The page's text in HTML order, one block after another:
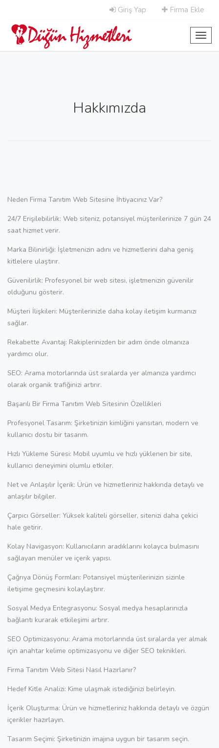
Giriş Yap Firma Ekle
Hakkımızda
Neden Firma Tanıtım Web Sitesine İhtiyacınız Var?
24/7 Erişilebilirlik: Web siteniz, potansiyel müşterilerinize 7 gün 24
saat hizmet verir.
Marka Bilinirliği: İşletmenizin adını ve hizmetlerini daha geniş
kitlelere ulaştırır.
Güvenilirlik: Profesyonel bir web sitesi, işletmenizin güvenilir
olduğunu gösterir.
Müşteri İlişkileri: Müşterilerinizle daha kolay iletişim kurmanızı
sağlar.
Rekabette Avantaj: Rakiplerinizden bir adım önde olmanıza
yardımcı olur.
SEO: Arama motorlarında üst sıralarda yer almanıza yardımcı
olarak organik trafiğinizi artırır.
Başarılı Bir Firma Tanıtım Web Sitesinin Özellikleri
Profesyonel Tasarım: Şirketinizin kimliğini yansıtan, modern ve
kullanıcı dostu bir tasarım.
Hızlı Yükleme Süresi: Mobil uyumlu ve hızlı yüklenen bir site,
kullanıcı deneyimini olumlu etkiler.
Net ve Anlaşılır İçerik: Ürün ve hizmetleriniz hakkında detaylı ve
anlaşılır bilgiler.
Çarpıcı Görseller: Yüksek kaliteli görseller, sitenizi daha çekici
hale getirir.
Kolay Navigasyon: Kullanıcıların aradıklarını kolayca bulmasını
sağlayan menüler ve içerik yapısı.
Çağrıya Dönüş Formları: Potansiyel müşterilerinizin sizinle
iletişime geçmesini kolaylaştırır.
Sosyal Medya Entegrasyonu: Sosyal medya hesaplarınızla
bağlantı kurarak etkileşimi artırır.
SEO Optimizasyonu: Arama motorlarında üst sıralarda yer almak
için anahtar kelime optimizasyonu ve diğer SEO teknikleri.
Firma Tanıtım Web Sitesi Nasıl Hazırlanır?
Hedef Kitle Analizi: Kime ulaşmak istediğinizi belirleyin.
İçerik Oluşturma: Ürün ve hizmetleriniz hakkında detaylı ve özgün
içerikler hazırlayın.
Tasarım Seçimi: Şirketinizin imajına uygun bir tasarım seçin.